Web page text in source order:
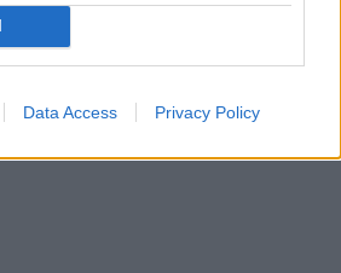
Data Access Privacy Policy